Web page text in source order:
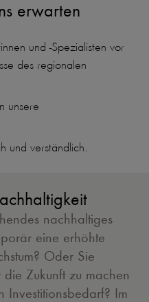
erwarten
und -Spezialisten vor
des regionalen
unsere
und verständlich.
nachhaltiges
eine erhöhte
Oder Sie
Zukunft zu machen
Investitionsbedarf? Im